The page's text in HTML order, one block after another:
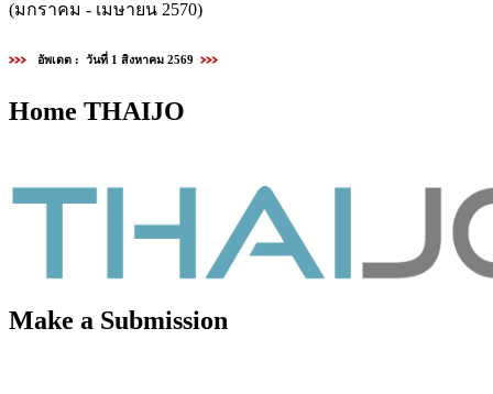
(มกราคม - เมษายน 2570)
อัพเดต : วันที่ 1 สิงหาคม 2569
Home THAIJO
Make a Submission